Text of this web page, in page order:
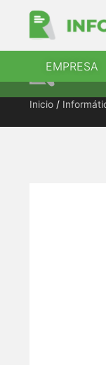
contenido
EMPRESA
Inicio /